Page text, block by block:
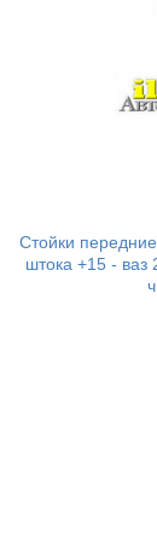
Стойки
штока +15 - ваз